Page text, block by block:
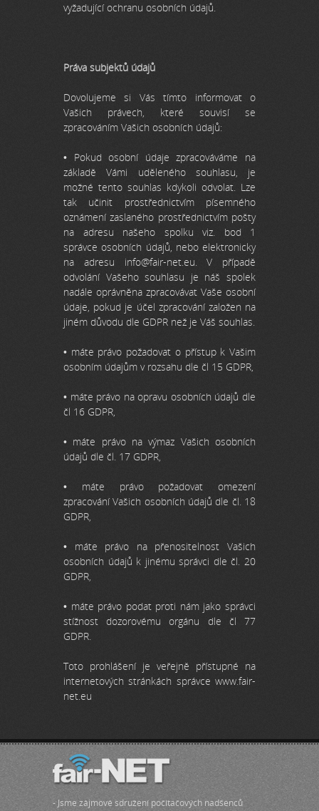
vyžadující ochranu osobních údajů.
Práva subjektů údajů
Dovolujeme si Vás tímto informovat o
Vašich právech, které souvisí se
zpracováním Vašich osobních údajů:
• Pokud osobní údaje zpracováváme na
základě Vámi uděleného souhlasu, je
možné tento souhlas kdykoli odvolat. Lze
tak učinit prostřednictvím písemného
oznámení zaslaného prostřednictvím pošty
na adresu našeho spolku viz. bod 1
správce osobních údajů, nebo elektronicky
na adresu info@fair-net.eu. V případě
odvolání Vašeho souhlasu je náš spolek
nadále oprávněna zpracovávat Vaše osobní
údaje, pokud je účel zpracování založen na
jiném důvodu dle GDPR než je Váš souhlas.
• máte právo požadovat o přístup k Vašim
osobním údajům v rozsahu dle čl 15 GDPR,
• máte právo na opravu osobních údajů dle
čl 16 GDPR,
• máte právo na výmaz Vašich osobních
údajů dle čl. 17 GDPR,
• máte právo požadovat omezení
zpracování Vašich osobních údajů dle čl. 18
GDPR,
• máte právo na přenositelnost Vašich
osobních údajů k jinému správci dle čl. 20
GDPR,
• máte právo podat proti nám jako správci
stížnost dozorovému orgánu dle čl 77
GDPR.
Toto prohlášení je veřejně přístupné na
internetových stránkách správce www.fair-
net.eu
- Jsme zájmové sdružení počítačových nadšenců